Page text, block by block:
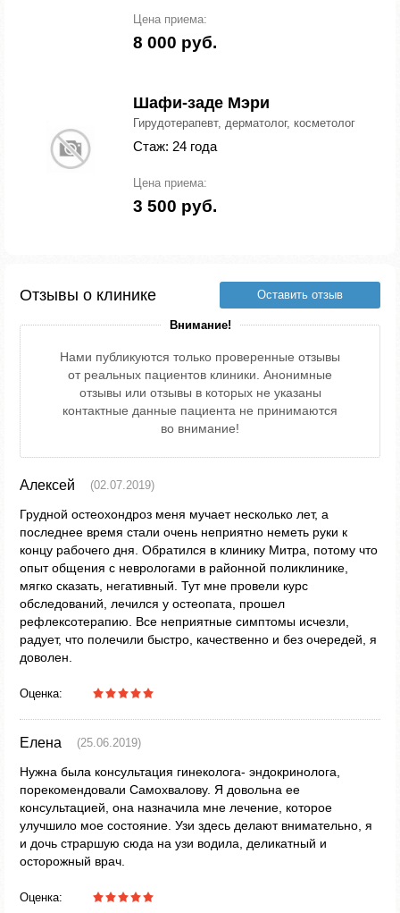
Цена приема:
8 000 руб.
Шафи-заде Мэри
Гирудотерапевт, дерматолог, косметолог
Стаж: 24 года
Цена приема:
3 500 руб.
Отзывы о клинике Оставить отзыв
Внимание!
Нами публикуются только проверенные отзывы
от реальных пациентов клиники. Анонимные
отзывы или отзывы в которых не указаны
контактные данные пациента не принимаются
во внимание!
Алексей (02.07.2019)
Грудной остеохондроз меня мучает несколько лет, а
последнее время стали очень неприятно неметь руки к
концу рабочего дня. Обратился в клинику Митра, потому что
опыт общения с неврологами в районной поликлинике,
мягко сказать, негативный. Тут мне провели курс
обследований, лечился у остеопата, прошел
рефлексотерапию. Все неприятные симптомы исчезли,
радует, что полечили быстро, качественно и без очередей, я
доволен.
Оценка:
Елена (25.06.2019)
Нужна была консультация гинеколога- эндокринолога,
порекомендовали Самохвалову. Я довольна ее
консультацией, она назначила мне лечение, которое
улучшило мое состояние. Узи здесь делают внимательно, я
и дочь страршую сюда на узи водила, деликатный и
осторожный врач.
Оценка: